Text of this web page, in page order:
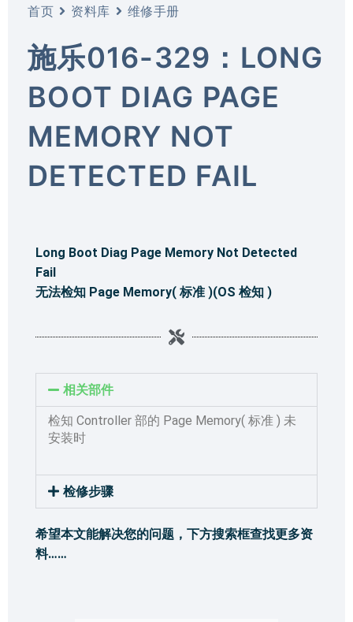
首页 资料库 维修手册
施乐016-329：LONG
BOOT DIAG PAGE
MEMORY NOT
DETECTED FAIL
Long Boot Diag Page Memory Not Detected
Fail
无法检知 Page Memory( 标准 )(OS 检知 )
相关部件
检知 Controller 部的 Page Memory( 标准 ) 未
安装时
检修步骤
希望本文能解决您的问题，下方搜索框查找更多资
料……